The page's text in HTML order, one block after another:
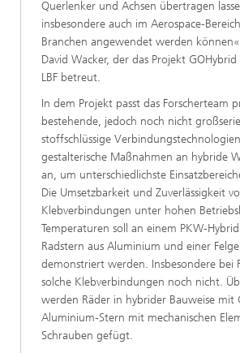
Querlenker und Achsen übertragen
insbesondere auch im Aerospace-
Branchen angewendet werden
David Wacker, der das Projekt
LBF betreut.
In dem Projekt passt das Forscherteam
bestehende, jedoch noch nicht
stoffschlüssige
gestalterische Maßnahmen an hybride
an, um unterschiedlichste
Die Umsetzbarkeit und Zuverlässigkeit
Klebverbindungen unter hohen
Temperaturen soll an einem PKW-
Radstern aus Aluminium und einer
demonstriert werden. Insbesondere bei
solche Klebverbindungen noch nicht.
werden Räder in hybrider Bauweise mit
Aluminium-Stern mit mechanischen
Schrauben gefügt.